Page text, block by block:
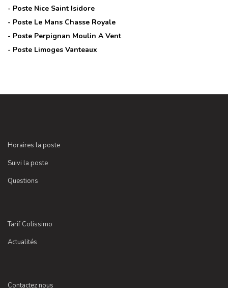
- Poste Nice Saint Isidore
- Poste Le Mans Chasse Royale
- Poste Perpignan Moulin A Vent
- Poste Limoges Vanteaux
Horaires la poste
Suivi la poste
Questions
Tarif Colissimo
Actualités
Contactez nous